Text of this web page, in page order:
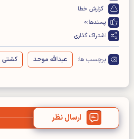
گزارش خطا
پسندها:0
اشتراک گذاری
برچسب ها: عبدالله موحد کشتی
ارسال نظر